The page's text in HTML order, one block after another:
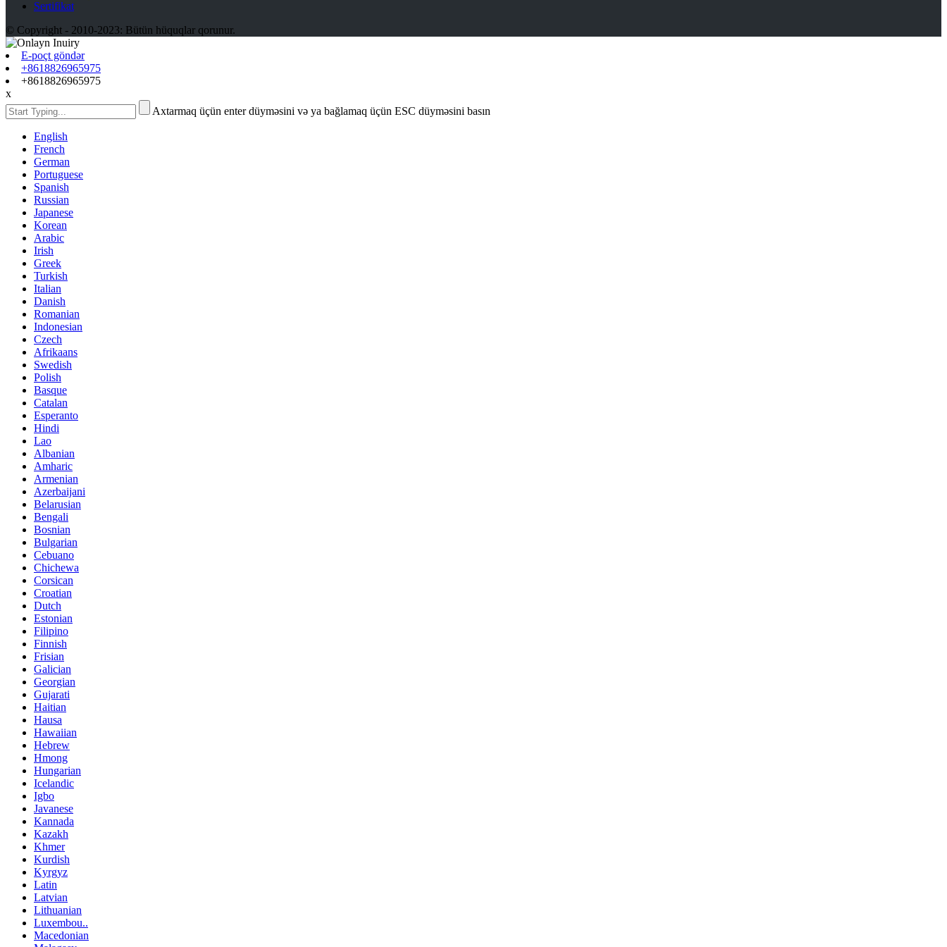
Sertifikat
© Copyright - 2010-2023: Bütün hüquqlar qorunur.
E-poçt göndər
+8618826965975
+8618826965975
x
Axtarmaq üçün enter düyməsini və ya bağlamaq üçün ESC düyməsini basın
English
French
German
Portuguese
Spanish
Russian
Japanese
Korean
Arabic
Irish
Greek
Turkish
Italian
Danish
Romanian
Indonesian
Czech
Afrikaans
Swedish
Polish
Basque
Catalan
Esperanto
Hindi
Lao
Albanian
Amharic
Armenian
Azerbaijani
Belarusian
Bengali
Bosnian
Bulgarian
Cebuano
Chichewa
Corsican
Croatian
Dutch
Estonian
Filipino
Finnish
Frisian
Galician
Georgian
Gujarati
Haitian
Hausa
Hawaiian
Hebrew
Hmong
Hungarian
Icelandic
Igbo
Javanese
Kannada
Kazakh
Khmer
Kurdish
Kyrgyz
Latin
Latvian
Lithuanian
Luxembou..
Macedonian